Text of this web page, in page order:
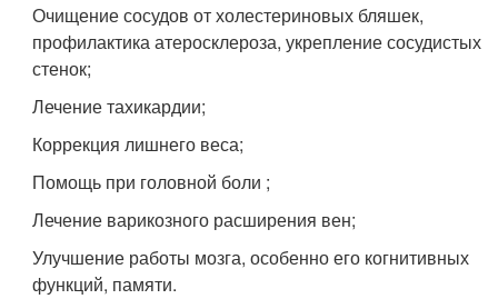
Очищение сосудов от холестериновых бляшек,
профилактика атеросклероза, укрепление сосудистых
стенок;
Лечение тахикардии;
Коррекция лишнего веса;
Помощь при головной боли ;
Лечение варикозного расширения вен;
Улучшение работы мозга, особенно его когнитивных
функций, памяти.